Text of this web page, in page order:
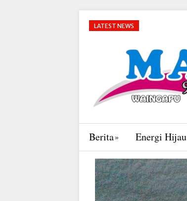
LATEST NEWS
Berita Energi Hijau